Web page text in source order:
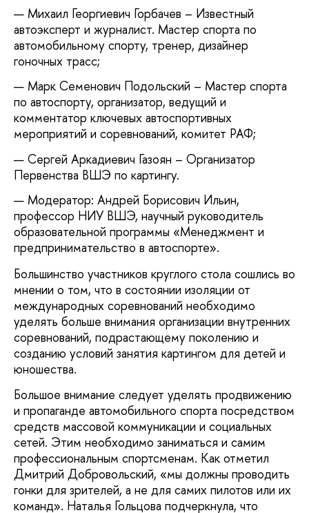
Михаил Георгиевич Горбачев – Известный
автоэксперт и журналист. Мастер спорта по
автомобильному спорту, тренер, дизайнер
гоночных трасс;
Марк Семенович Подольский – Мастер спорта
по автоспорту, организатор, ведущий и
комментатор ключевых автоспортивных
мероприятий и соревнований, комитет РАФ;
Сергей Аркадиевич Газоян – Организатор
Первенства ВШЭ по картингу.
Модератор: Андрей Борисович Ильин,
профессор НИУ ВШЭ, научный руководитель
образовательной программы «Менеджмент и
предпринимательство в автоспорте».
Большинство участников круглого стола сошлись во
мнении о том, что в состоянии изоляции от
международных соревнований необходимо
уделять больше внимания организации внутренних
соревнований, подрастающему поколению и
созданию условий занятия картингом для детей и
юношества.
Большое внимание следует уделять продвижению
и пропаганде автомобильного спорта посредством
средств массовой коммуникации и социальных
сетей. Этим необходимо заниматься и самим
профессиональным спортсменам. Как отметил
Дмитрий Добровольский, «мы должны проводить
гонки для зрителей, а не для самих пилотов или их
команд». Наталья Гольцова подчеркнула, что